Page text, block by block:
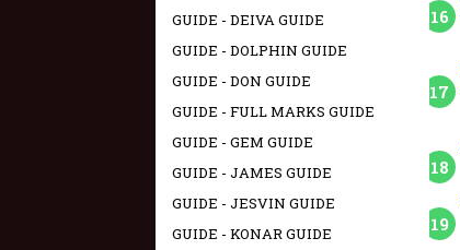
GUIDE - DEIVA GUIDE
GUIDE - DOLPHIN GUIDE
GUIDE - DON GUIDE
GUIDE - FULL MARKS GUIDE
GUIDE - GEM GUIDE
GUIDE - JAMES GUIDE
GUIDE - JESVIN GUIDE
GUIDE - KONAR GUIDE